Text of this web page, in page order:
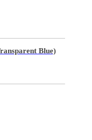
Blue)